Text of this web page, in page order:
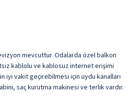
mevcuttur. Odalarda özel balkon
kablolu ve kablosuz internet erişimi
iyi vakit geçirebilmesi için uydu kanalları
saç kurutma makinesi ve terlik vardır.